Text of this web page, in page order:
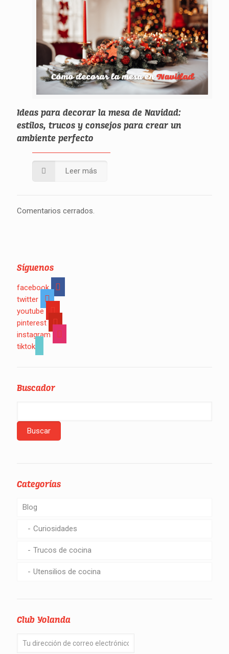
Ideas para decorar la mesa de Navidad:
estilos, trucos y consejos para crear un
ambiente perfecto
Leer más
Comentarios cerrados.
Síguenos
facebook
twitter
youtube
pinterest
instagram
tiktok
Buscador
Categorías
Blog
Curiosidades
Trucos de cocina
Utensilios de cocina
Club Yolanda